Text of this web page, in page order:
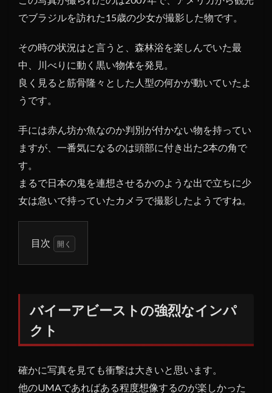
でブラジルを訪れた15歳の少女が撮影した物です。
その時の状況はと言うと、森林浴を楽しんでいた最
中、川べりに動く黒い物体を発見。
良く見ると筋骨隆々とした人型の何かが動いていたよ
うです。
手には赤ん坊か魚なのか判別が付かない物を持ってい
ますが、一番気になるのは頭部に付き出た2本の角で
す。
まるで日本の鬼を連想させるかのような出で立ちに少
女は急いで持っていたカメラで撮影したようですね。
目次
スト
の強
烈な
パク
ト
バイーアビーストの強烈なインパ
クト
確かに写真を見ても衝撃は大きいと思います。
他のUMAであればある程度想像するのが楽しかった